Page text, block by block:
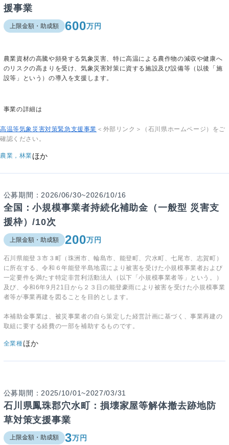
援事業
上限金額・助成額 600万円
農業資材の高騰や頻発する気象災害、特に高温による農作物の減収や健康へ
のリスクの高まりを受け、気象災害対策に資する施設及び設備等（以後「施
設等」という）の導入を支援します。
事業の詳細は
高温等気象災害対策緊急支援事業 ＜外部リンク＞
（石川県ホームページ）をご
確認ください。
農業，林業ほか
公募期間：2026/06/30~2026/10/16
全国：小規模事業者持続化補助金（一般型 災害支
援枠）/10次
上限金額・助成額 200万円
石川県能登３市３町（珠洲市、輪島市、能登町、穴水町、七尾市、志賀町）
に所在する、令和６年能登半島地震により被害を受けた小規模事業者および
一定要件を満たす特定非営利活動法人（以下「小規模事業者等」という。）
及び、令和6年9月21日から２３日の能登豪雨により被害を受けた小規模事業
者等が事業再建を図ることを目的とします。
本補助金事業は、被災事業者の自ら策定した経営計画に基づく、事業再建の
取組に要する経費の一部を補助するものです。
全業種ほか
公募期間：2025/10/01~2027/03/31
石川県鳳珠郡穴水町：損壊家屋等解体撤去跡地防
草対策支援事業
上限金額・助成額 3万円